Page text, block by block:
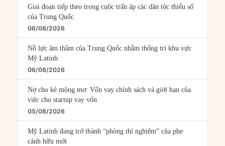
Giai đoạn tiếp theo trong cuộc trấn áp các dân tộc thiểu số
của Trung Quốc
06/08/2026
Nỗ lực âm thầm của Trung Quốc nhằm thống trị khu vực
Mỹ Latinh
06/08/2026
Nợ cho kẻ mộng mơ: Vốn vay chính sách và giới hạn của
việc cho startup vay vốn
05/08/2026
Mỹ Latinh đang trở thành “phòng thí nghiệm” của phe
cánh hữu mới